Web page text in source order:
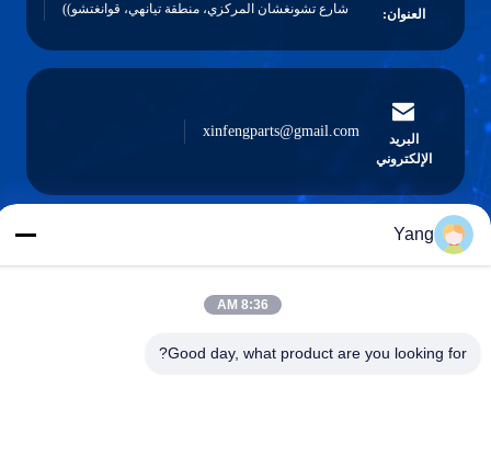
العنوان:
شارع تشونغشان المركزي، منطقة تيانهي، قوانغتشو))
البريد
الإلكتروني
xinfengparts@gmail.com
0086-189-9844-3486
Yang
8:36 AM
Good day, what product are you looking for?